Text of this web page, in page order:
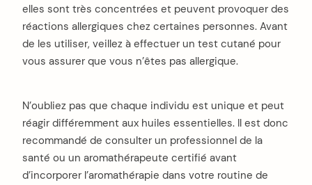
elles sont très concentrées et peuvent provoquer des
réactions allergiques chez certaines personnes. Avant
de les utiliser, veillez à effectuer un test cutané pour
vous assurer que vous n’êtes pas allergique.
N’oubliez pas que chaque individu est unique et peut
réagir différemment aux huiles essentielles. Il est donc
recommandé de consulter un professionnel de la
santé ou un aromathérapeute certifié avant
d’incorporer l’aromathérapie dans votre routine de